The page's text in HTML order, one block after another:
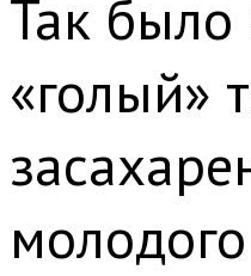
Так было
«голый»